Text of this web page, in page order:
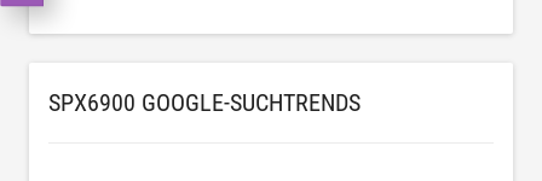
SPX6900 GOOGLE-SUCHTRENDS